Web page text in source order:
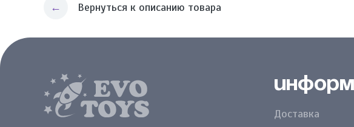
Вернуться к описанию товара
Доставка